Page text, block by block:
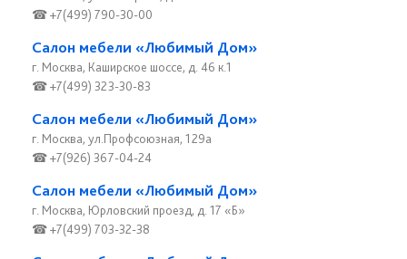
☎ +7(499) 790-30-00
Салон мебели «Любимый Дом»
г. Москва, Каширское шоссе, д. 46 к.1
☎ +7(499) 323-30-83
Салон мебели «Любимый Дом»
г. Москва, ул.Профсоюзная, 129а
☎ +7(926) 367-04-24
Салон мебели «Любимый Дом»
г. Москва, Юрловский проезд, д. 17 «Б»
☎ +7(499) 703-32-38